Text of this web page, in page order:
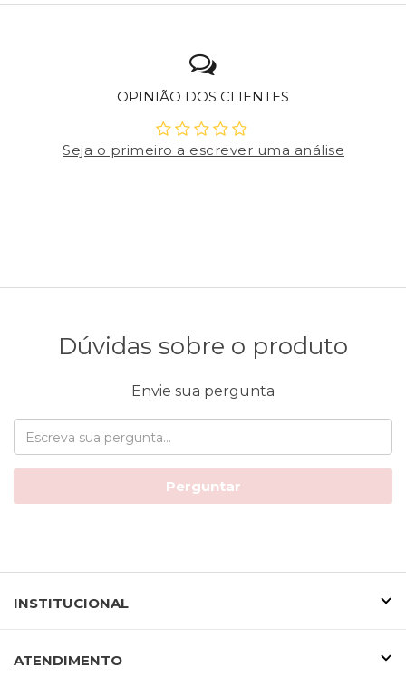
OPINIÃO DOS CLIENTES
Seja o primeiro a escrever uma análise
Dúvidas sobre o produto
Envie sua pergunta
Perguntar
INSTITUCIONAL
ATENDIMENTO